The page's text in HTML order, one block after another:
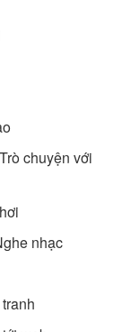
chuyện với
nhạc
tranh